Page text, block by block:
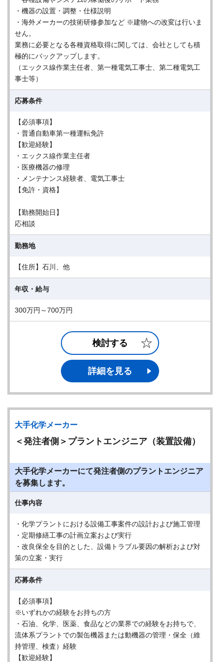
・機器の設置・調整・仕様説明
・海外メーカーの技術研修参加など ※建物への改変は行いま
せん。
業務に必要となる各種資格取得に関しては、会社としても積
極的にバックアップします。
（エックス線作業主任者、第一種電気工事士、第二種電気工
事士等）
応募条件
【必須事項】
・普通自動車第一種運転免許
【歓迎経験】
・エックス線作業主任者
・医療機器の修理
・メンテナンス経験者、電気工事士
【免許・資格】
【勤務開始日】
応相談
勤務地
【住所】石川、他
年収・給与
300万円～700万円
検討する
詳細を見る
大手化学メーカー
＜発注者側＞プラントエンジニア（装置設備）
大手化学メーカーにて発注者側のプラントエンジニア
を募集します。
仕事内容
・化学プラントにおける設備工事案件の設計および施工管理
・定期修繕工事の計画立案および実行
・改良保全を目的とした、設備トラブル要因の解析および対
策の立案・実行
応募条件
【必須事項】
※いずれかの経験をお持ちの方
・石油、化学、医薬、食品などの業界での経験をお持ちで、
流体系プラントでの製缶機器または動機器の管理・保全（維
持管理、検査）経験
【歓迎経験】